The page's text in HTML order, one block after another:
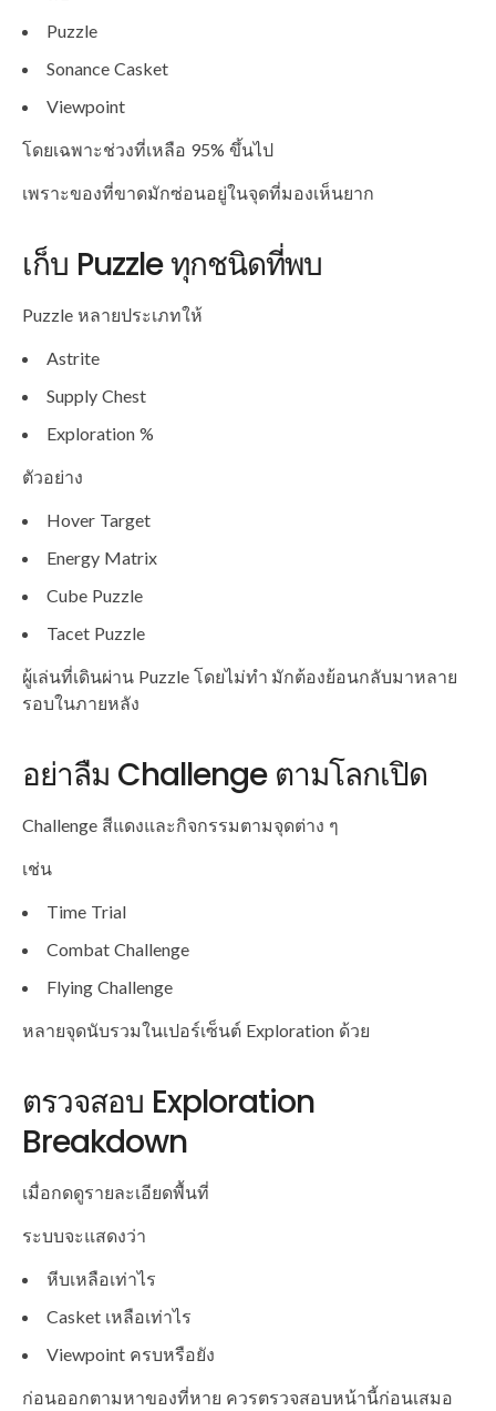
Puzzle
Sonance Casket
Viewpoint
โดยเฉพาะช่วงที่เหลือ 95% ขึ้นไป
เพราะของที่ขาดมักซ่อนอยู่ในจุดที่มองเห็นยาก
เก็บ Puzzle ทุกชนิดที่พบ
Puzzle หลายประเภทให้
Astrite
Supply Chest
Exploration %
ตัวอย่าง
Hover Target
Energy Matrix
Cube Puzzle
Tacet Puzzle
ผู้เล่นที่เดินผ่าน Puzzle โดยไม่ทำ มักต้องย้อนกลับมาหลาย
รอบในภายหลัง
อย่าลืม Challenge ตามโลกเปิด
Challenge สีแดงและกิจกรรมตามจุดต่าง ๆ
เช่น
Time Trial
Combat Challenge
Flying Challenge
หลายจุดนับรวมในเปอร์เซ็นต์ Exploration ด้วย
ตรวจสอบ Exploration
Breakdown
เมื่อกดดูรายละเอียดพื้นที่
ระบบจะแสดงว่า
หีบเหลือเท่าไร
Casket เหลือเท่าไร
Viewpoint ครบหรือยัง
ก่อนออกตามหาของที่หาย ควรตรวจสอบหน้านี้ก่อนเสมอ